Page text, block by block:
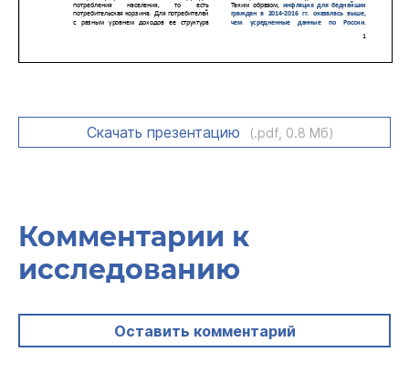
Скачать презентацию (.pdf, 0.8 Мб)
Комментарии к
исследованию
Оставить комментарий